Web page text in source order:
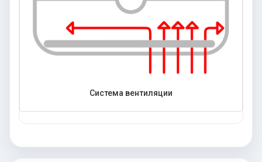
Система вентиляции